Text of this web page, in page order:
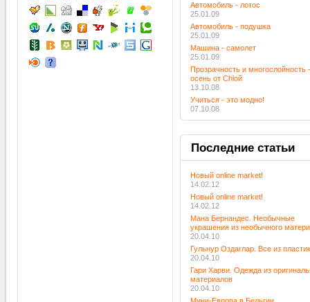
Автомобиль - лотос
25.01.09
Автомобиль - подушка
25.01.09
Машина - самолет
25.01.09
Прозрачность и многослойность -
осень от Chloй
13.10.08
Учиться - это модно!
07.10.08
Последниестатьи
Новый online market!
14.02.12
Новый online market!
14.02.12
Мана Бернандес. Необычные
украшения из необычного
20.04.10
Гульнур Оздаглар. Все из
20.04.10
Гари Харви. Одежда из
материалов
20.04.10